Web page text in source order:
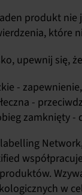
produkt
które
upewnij się,
-
-
zamknięty
Network
w